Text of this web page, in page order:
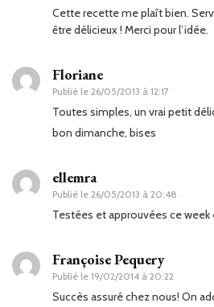
Cette recette me plaît bien.
être délicieux ! Merci pour l’idée.
Floriane
Publié le 26/05/2013 à 12:17
Toutes simples, un vrai petit
bon dimanche, bises
ellemra
Publié le 26/05/2013 à 20:48
Testées et approuvées ce week
Françoise Pequery
Publié le 19/02/2014 à 20:22
Succès assuré chez nous! On